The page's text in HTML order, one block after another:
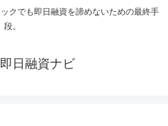
クでも即日融資を諦めないための最終手
段。
日融資ナビ